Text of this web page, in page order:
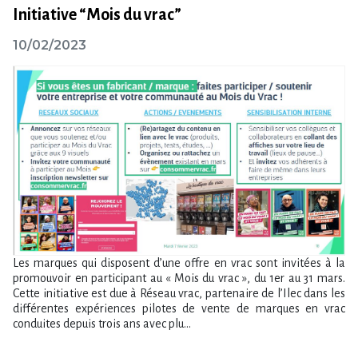
Initiative “Mois du vrac”
10/02/2023
Les marques qui disposent d’une offre en vrac sont invitées à la
promouvoir en participant au « Mois du vrac », du 1er au 31 mars.
Cette initiative est due à Réseau vrac, partenaire de l’Ilec dans les
différentes expériences pilotes de vente de marques en vrac
conduites depuis trois ans avec plu...